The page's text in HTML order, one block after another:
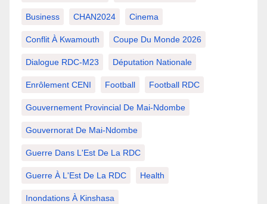
Business CHAN2024 Cinema
Conflit À Kwamouth Coupe Du Monde 2026
Dialogue RDC-M23 Députation Nationale
Enrôlement CENI Football Football RDC
Gouvernement Provincial De Mai-Ndombe
Gouvernorat De Mai-Ndombe
Guerre Dans L'Est De La RDC
Guerre À L'Est De La RDC Health
Inondations À Kinshasa